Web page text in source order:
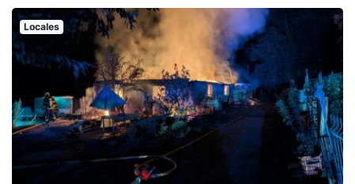
Locales